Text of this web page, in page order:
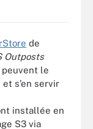
de
Outposts
peuvent le
s’en servir
installée en
S3 via